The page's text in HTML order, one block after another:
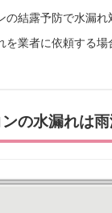
の結露予防で水漏れ
を業者に依頼する場
の水漏れは